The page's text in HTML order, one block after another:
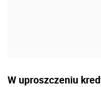
W uproszczeniu